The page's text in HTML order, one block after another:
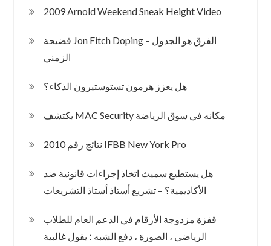
2009 Arnold Weekend Sneak Height Video
فضيحة Jon Fitch Doping – الفرق هو الجدول
الزمني
هل يعزز هرمون تستوستيرون الذكاء؟
يكتشف MAC Security مكانه في سوق الرياضة
2010 نتائج رقم IFBB New York Pro
هل يستطيع سميث اتخاذ إجراءات قانونية ضد
الأكاديمية؟ – تشريع أستاذ أستاذ التشريعات
قفزة مزدوجة الأرقام في الدعم العام للطلاب
الرياضي ، الصورة ، دفع الشبه ؛ يقول غالبية